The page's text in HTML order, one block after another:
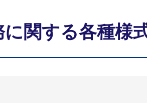
関する各種様